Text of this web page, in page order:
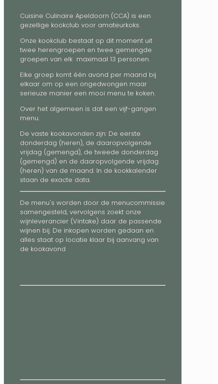
Cuisine Culinaire Apeldoorn (CCA) is een
gezellige kookclub voor amateurkoks.
Onze kookclub bestaat op dit moment uit
twee herengroepen en twee gemengde
groepen van elk maximaal 13 personen.
Elke groep komt één avond per maand bij
elkaar om op een ongedwongen maar
serieuze manier een mooi menu te koken.
Over het algemeen is dat een vijf-gangen
menu.
De vaste kookavonden zijn: De eerste
donderdag (heren), de daaropvolgende
vrijdag (gemengd), de tweede donderdag
(gemengd) en de daaropvolgende vrijdag
(heren) van de maand. In de kookkalender
staan de exacte data.
De menu's worden door de menucommissie
samengesteld, vervolgens zoekt onze
wijnleverancier (Vintake) daar de passende
wijnen bij. De inkopen worden gedaan en
alles staat op locatie klaar bij aanvang van
de kookavond